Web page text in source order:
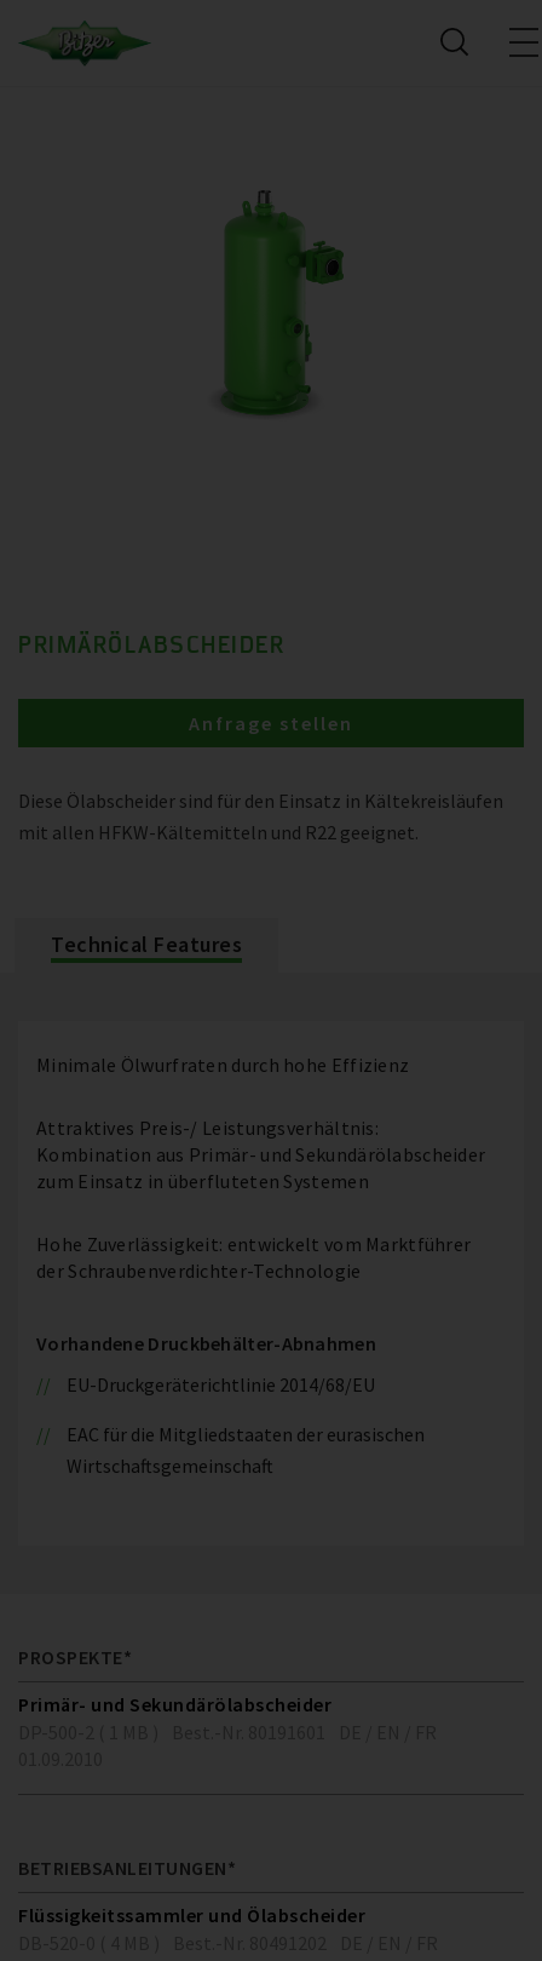
PRIMÄRÖLABSCHEIDER
Diese Ölabscheider sind für den Einsatz in Kältekreisläufen
mit allen HFKW-Kältemitteln und R22 geeignet.
Anfrage stellen
Technical Features
Minimale Ölwurfraten durch hohe Effizienz
Attraktives Preis-/ Leistungsverhältnis:
Kombination aus Primär- und Sekundärölabscheider
zum Einsatz in überfluteten Systemen
Hohe Zuverlässigkeit: entwickelt vom Marktführer
der Schraubenverdichter-Technologie
Vorhandene Druckbehälter-Abnahmen
EU-Druckgeräterichtlinie 2014/68/EU
EAC für die Mitgliedstaaten der eurasischen
Wirtschaftsgemeinschaft
PROSPEKTE*
Primär- und Sekundärölabscheider
BETRIEBSANLEITUNGEN*
Flüssigkeitssammler und Ölabscheider